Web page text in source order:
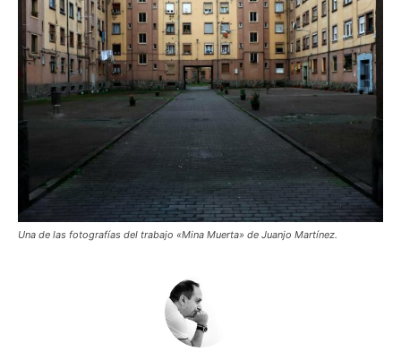
Una de las fotografías del trabajo «Mina Muerta» de Juanjo Martínez.